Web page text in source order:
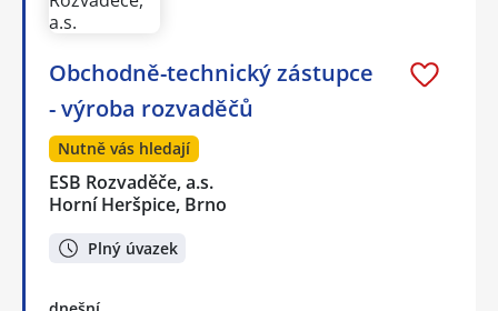
Obchodně-technický zástupce
- výroba rozvaděčů
Nutně vás hledají
ESB Rozvaděče, a.s.
Horní Heršpice, Brno
Plný úvazek